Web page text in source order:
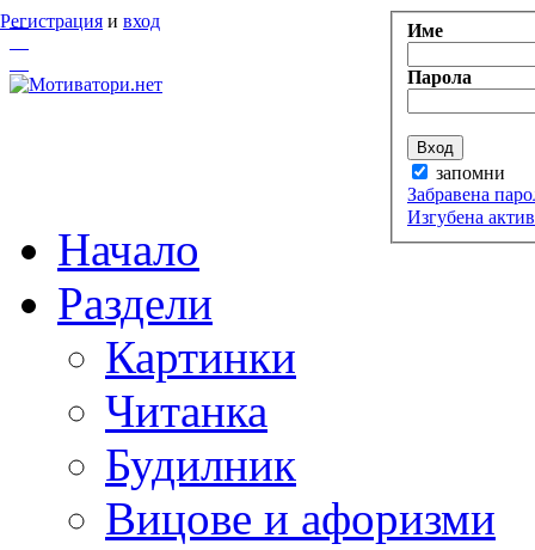
Регистрация и вход Име
Парола
запомни
Забравена
Изгубена
Начало
Раздели
Картинки
Читанка
Будилник
Вицове и афоризми